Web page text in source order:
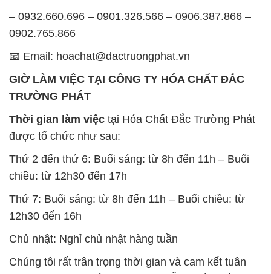
– 0932.660.696 – 0901.326.566 – 0906.387.866 –
0902.765.866
📧 Email: hoachat@dactruongphat.vn
GIỜ LÀM VIỆC TẠI CÔNG TY HÓA CHẤT ĐẮC
TRƯỜNG PHÁT
Thời gian làm việc tại Hóa Chất Đắc Trường Phát
được tổ chức như sau:
Thứ 2 đến thứ 6: Buổi sáng: từ 8h đến 11h – Buổi
chiều: từ 12h30 đến 17h
Thứ 7: Buổi sáng: từ 8h đến 11h – Buổi chiều: từ
12h30 đến 16h
Chủ nhật: Nghỉ chủ nhật hàng tuần
Chúng tôi rất trân trọng thời gian và cam kết tuân